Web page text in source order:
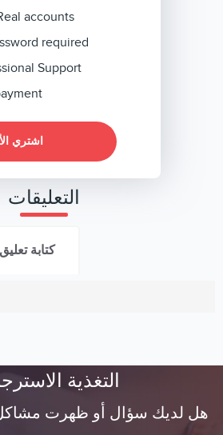
accounts
required
Support
اشتري
التعليقات
كتابة تعليق
التغذية
هل لديك سؤال أو ظهرت